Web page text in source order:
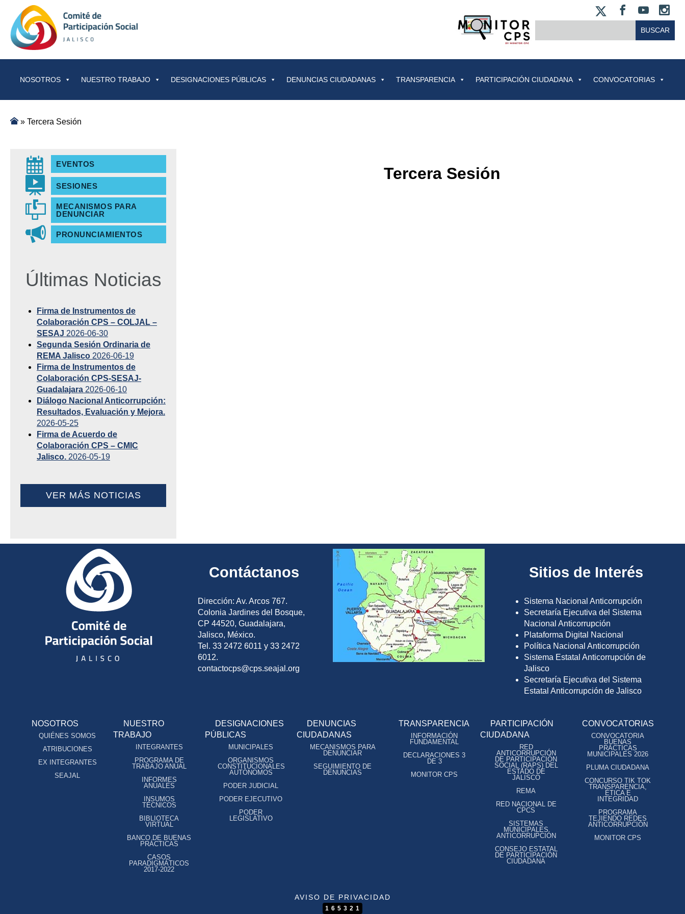
FACEBOOK
NOSOTROS NUESTRO TRABAJO DESIGNACIONES PÚBLICAS DENUNCIAS CIUDADANAS TRANSPARENCIA PARTICIPACIÓN CIUDADANA CONVOCATORIAS
» Tercera Sesión
Tercera Sesión
EVENTOS
SESIONES
MECANISMOS PARA
DENUNCIAR
PRONUNCIAMIENTOS
Últimas Noticias
Firma de Instrumentos de
Colaboración CPS – COLJAL –
SESAJ 2026-06-30
Segunda Sesión Ordinaria de
REMA Jalisco 2026-06-19
Firma de Instrumentos de
Colaboración CPS-SESAJ-
Guadalajara 2026-06-10
Diálogo Nacional Anticorrupción:
Resultados, Evaluación y Mejora.
2026-05-25
Firma de Acuerdo de
Colaboración CPS – CMIC
Jalisco. 2026-05-19
VER MÁS NOTICIAS
Contáctanos
Dirección: Av. Arcos 767.
Colonia Jardines del Bosque,
CP 44520, Guadalajara,
Jalisco, México.
Tel. 33 2472 6011 y 33 2472
6012.
contactocps@cps.seajal.org
Sitios de Interés
Sistema Nacional Anticorrupción
Secretaría Ejecutiva del Sistema
Nacional Anticorrupción
Plataforma Digital Nacional
Política Nacional Anticorrupción
Sistema Estatal Anticorrupción de
Jalisco
Secretaría Ejecutiva del Sistema
Estatal Anticorrupción de Jalisco
NOSOTROS
QUIÉNES SOMOS
ATRIBUCIONES
EX INTEGRANTES
SEAJAL
NUESTRO
TRABAJO
INTEGRANTES
PROGRAMA DE
TRABAJO ANUAL
INFORMES
ANUALES
INSUMOS
TÉCNICOS
BIBLIOTECA
VIRTUAL
BANCO DE BUENAS
PRÁCTICAS
CASOS
PARADIGMÁTICOS
2017-2022
DESIGNACIONES
PÚBLICAS
MUNICIPALES
ORGANISMOS
CONSTITUCIONALES
AUTÓNOMOS
PODER JUDICIAL
PODER EJECUTIVO
PODER
LEGISLATIVO
DENUNCIAS
CIUDADANAS
MECANISMOS PARA
DENUNCIAR
SEGUIMIENTO DE
DENUNCIAS
TRANSPARENCIA
INFORMACIÓN
FUNDAMENTAL
DECLARACIONES 3
DE 3
MONITOR CPS
PARTICIPACIÓN
CIUDADANA
RED
ANTICORRUPCIÓN
DE PARTICIPACIÓN
SOCIAL (RAPS) DEL
ESTADO DE
JALISCO
REMA
RED NACIONAL DE
CPCS
SISTEMAS
MUNICIPALES
ANTICORRUPCIÓN
CONSEJO ESTATAL
DE PARTICIPACIÓN
CIUDADANA
CONVOCATORIAS
CONVOCATORIA
BUENAS
PRÁCTICAS
MUNICIPALES 2026
PLUMA CIUDADANA
CONCURSO TIK TOK
TRANSPARENCIA,
ÉTICA E
INTEGRIDAD
PROGRAMA
TEJIENDO REDES
ANTICORRUPCIÓN
MONITOR CPS
AVISO DE PRIVACIDAD
165321